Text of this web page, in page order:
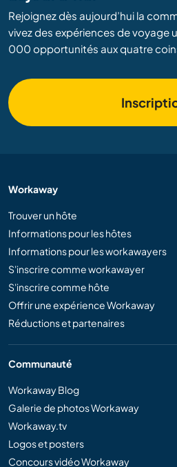
Rejoignez dès aujourd’hui la
vivez des expériences de voyage
000 opportunités aux quatre
Workaway
Trouver un hôte
Informations pour les hôtes
Informations pour les workawayers
S'inscrire comme workawayer
S'inscrire comme hôte
Offrir une expérience Workaway
Réductions et partenaires
Communauté
Workaway Blog
Galerie de photos Workaway
Workaway.tv
Logos et posters
Concours vidéo Workaway